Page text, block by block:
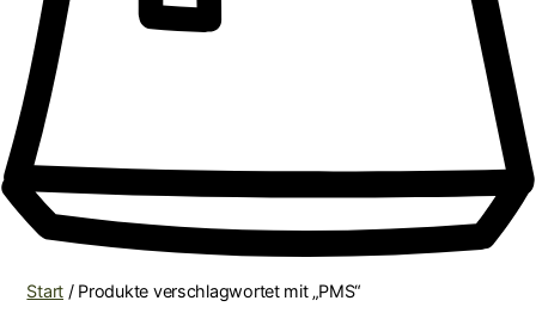
Start / Produkte verschlagwortet mit „PMS“